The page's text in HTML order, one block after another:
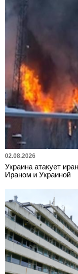
02.08.2026
Украина атакует
Ираном и Украиной